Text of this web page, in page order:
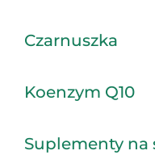
Czarnuszka
Koenzym Q10
Suplementy na